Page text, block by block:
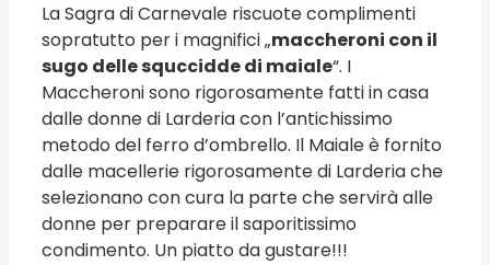
La Sagra di Carnevale riscuote complimenti
sopratutto per i magnifici „maccheroni con il
sugo delle squccidde di maiale“. I
Maccheroni sono rigorosamente fatti in casa
dalle donne di Larderia con l’antichissimo
metodo del ferro d’ombrello. Il Maiale è fornito
dalle macellerie rigorosamente di Larderia che
selezionano con cura la parte che servirà alle
donne per preparare il saporitissimo
condimento. Un piatto da gustare!!!